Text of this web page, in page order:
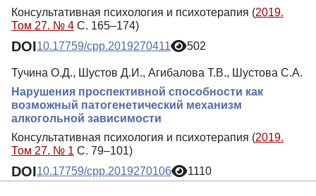
Консультативная психология и психотерапия (2019.
Том 27. № 4 С. 165–174)
DOI10.17759/cpp.2019270411 502
Тучина О.Д., Шустов Д.И., Агибалова Т.В., Шустова С.А.
Нарушения проспективной способности как
возможный патогенетический механизм
алкогольной зависимости
Консультативная психология и психотерапия (2019.
Том 27. № 1 С. 79–101)
DOI10.17759/cpp.2019270106 1110